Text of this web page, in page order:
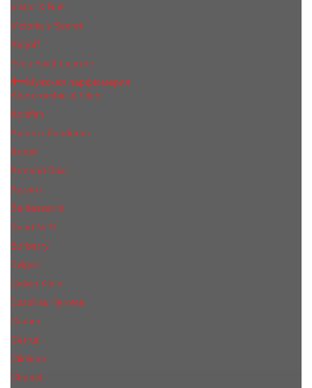
Viktor & Rolf
Victoria s Secret
Xerjoff
Yves Saint Laurent
Мужская парфюмерия
Abercrombie & Fitch
Annifen
Antonio Banderas
Armaf
Armand Basi
Azzaro
Baldessarini
Bond № 9
Burberry
Bvlgari
Calvin Klein
Carolina Herrera
Cartier
Cerruti
Сliniquе
Chanel